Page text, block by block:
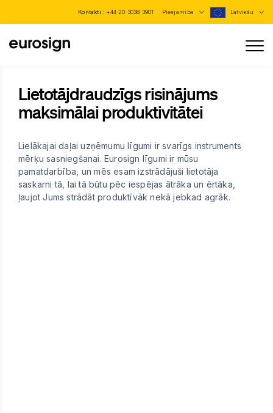
Kontakti :+44 20 3038 3901 Pieejamība Latviešu
Lietotājdraudzīgs risinājums
maksimālai produktivitātei
Lielākajai daļai uzņēmumu līgumi ir svarīgs instruments
mērķu sasniegšanai. Eurosign līgumi ir mūsu
pamatdarbība, un mēs esam izstrādājuši lietotāja
saskarni tā, lai tā būtu pēc iespējas ātrāka un ērtāka,
ļaujot Jums strādāt produktīvāk nekā jebkad agrāk.